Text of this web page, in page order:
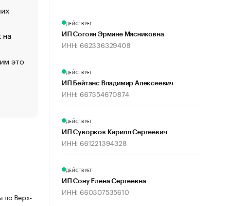
на
это
управления
ЕС разрешил конфискацию российской нефти —
Что обвинения против Павла Дурова значат для
пользователей
по Верх-
ДЕЙСТВУЕТ
ИП Согоян Эрмине Мясниковна
ИНН: 662336329408
ДЕЙСТВУЕТ
ИП Бейтанс Владимир Алексеевич
ИНН: 667354670874
ДЕЙСТВУЕТ
ИП Суворков Кирилл Сергеевич
ИНН: 661221394328
ДЕЙСТВУЕТ
ИП Сону Елена Сергеевна
ИНН: 660307535610